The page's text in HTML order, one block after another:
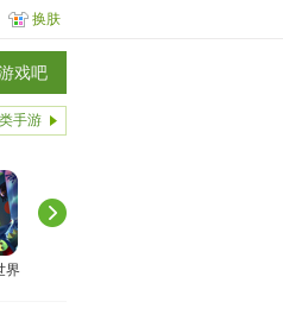
换肤
戏吧
手游
界